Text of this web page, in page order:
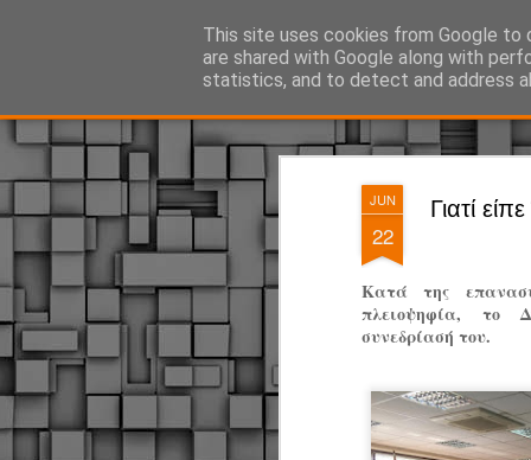
JUN
22
Γιατί
Κατά‭ ‬της‭
‬πλειοψηφία,‭ ‬το‭
‬συνεδρίασή‭ ‬του.‭
This site uses cookies from Google to
are shared with Google along with
statistics, and to detect and address
ΔΗΜΟΤΙΚΗ ΑΣΤΥΝΟΜΙΑ, τα νέα!